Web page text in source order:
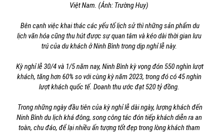
Việt Nam. (Ảnh: Trường Huy)
Bên cạnh việc khai thác các yếu tố lịch sử thì những sản phẩm du
lịch văn hóa cũng thu hút được sự quan tâm và kéo dài thời gian lưu
trú của du khách ở Ninh Bình trong dịp nghỉ lễ này.
Kỳ nghỉ lễ 30/4 và 1/5 năm nay, Ninh Bình kỳ vọng đón 550 nghìn lượt
khách, tăng hơn 60% so với cùng kỳ năm 2023, trong đó có 45 nghìn
lượt khách quốc tế. Doanh thu ước đạt 520 tỷ đồng.
Trong những ngày đầu tiên của kỳ nghỉ lễ dài ngày, lượng khách đến
Ninh Bình du lịch khá đông, song công tác đón tiếp khách diễn ra an
toàn, chu đáo, để lại nhiều ấn tượng tốt đẹp trong lòng khách tham